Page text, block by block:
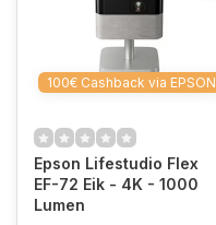
100€ Cashback via EPSON
Epson Lifestudio Flex
EF-72 Eik - 4K - 1000
Lumen